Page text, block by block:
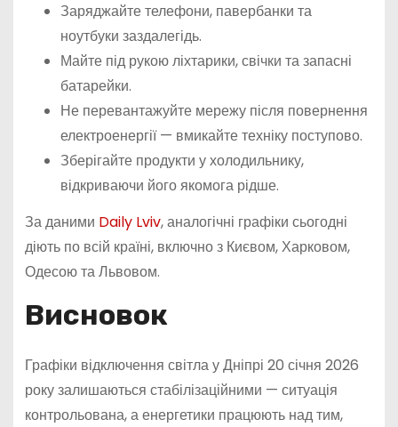
Заряджайте телефони, павербанки та
ноутбуки заздалегідь.
Майте під рукою ліхтарики, свічки та запасні
батарейки.
Не перевантажуйте мережу після повернення
електроенергії — вмикайте техніку поступово.
Зберігайте продукти у холодильнику,
відкриваючи його якомога рідше.
За даними Daily Lviv, аналогічні графіки сьогодні
діють по всій країні, включно з Києвом, Харковом,
Одесою та Львовом.
Висновок
Графіки відключення світла у Дніпрі 20 січня 2026
року залишаються стабілізаційними — ситуація
контрольована, а енергетики працюють над тим,